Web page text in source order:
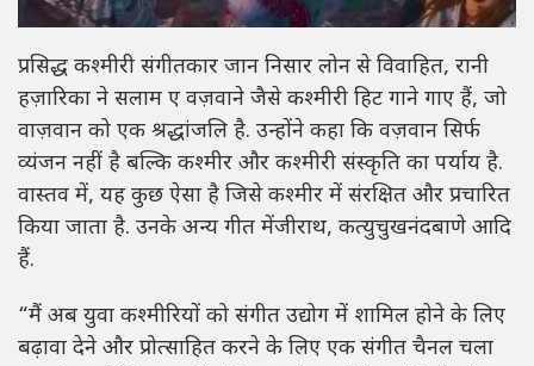
प्रसिद्ध कश्मीरी संगीतकार जान निसार लोन से विवाहित, रानी
हज़ारिका ने सलाम ए वज़वाने जैसे कश्मीरी हिट गाने गाए हैं, जो
वाज़वान को एक श्रद्धांजलि है. उन्होंने कहा कि वज़वान सिर्फ
व्यंजन नहीं है बल्कि कश्मीर और कश्मीरी संस्कृति का पर्याय है.
वास्तव में, यह कुछ ऐसा है जिसे कश्मीर में संरक्षित और प्रचारित
किया जाता है. उनके अन्य गीत मेंजीराथ, कत्युचुखनंदबाणे आदि
हैं.
“मैं अब युवा कश्मीरियों को संगीत उद्योग में शामिल होने के लिए
बढ़ावा देने और प्रोत्साहित करने के लिए एक संगीत चैनल चला